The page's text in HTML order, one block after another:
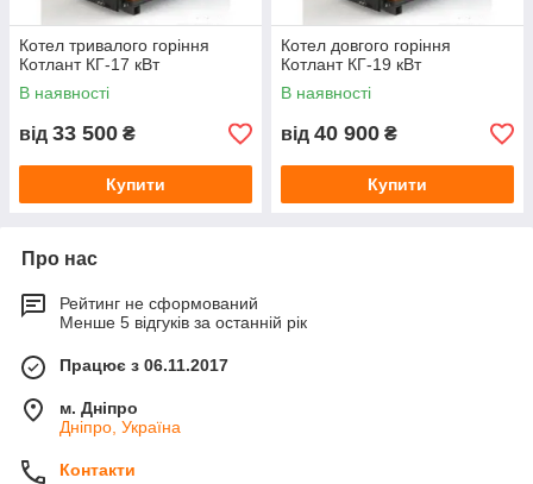
Котел тривалого горіння
Котлант КГ-17 кВт
В наявності
від 33 500 ₴
Купити
Котел довгого горіння
Котлант КГ-19 кВт
В наявності
від 40 900 ₴
Купити
Про нас
Рейтинг не сформований
Менше 5 відгуків за останній рік
Працює з 06.11.2017
м. Дніпро
Дніпро, Україна
Контакти